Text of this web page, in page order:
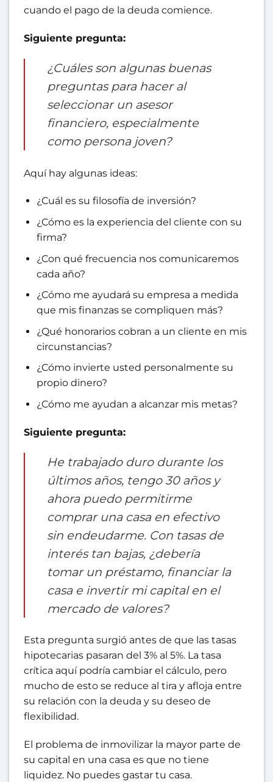
cuando el pago de la deuda comience.
Siguiente pregunta:
¿Cuáles son algunas buenas
preguntas para hacer al
seleccionar un asesor
financiero, especialmente
como persona joven?
Aquí hay algunas ideas:
¿Cuál es su filosofía de inversión?
¿Cómo es la experiencia del cliente con su
firma?
¿Con qué frecuencia nos comunicaremos
cada año?
¿Cómo me ayudará su empresa a medida
que mis finanzas se compliquen más?
¿Qué honorarios cobran a un cliente en mis
circunstancias?
¿Cómo invierte usted personalmente su
propio dinero?
¿Cómo me ayudan a alcanzar mis metas?
Siguiente pregunta:
He trabajado duro durante los
últimos años, tengo 30 años y
ahora puedo permitirme
comprar una casa en efectivo
sin endeudarme. Con tasas de
interés tan bajas, ¿debería
tomar un préstamo, financiar la
casa e invertir mi capital en el
mercado de valores?
Esta pregunta surgió antes de que las tasas
hipotecarias pasaran del 3% al 5%. La tasa
crítica aquí podría cambiar el cálculo, pero
mucho de esto se reduce al tira y afloja entre
su relación con la deuda y su deseo de
flexibilidad.
El problema de inmovilizar la mayor parte de
su capital en una casa es que no tiene
liquidez. No puedes gastar tu casa.